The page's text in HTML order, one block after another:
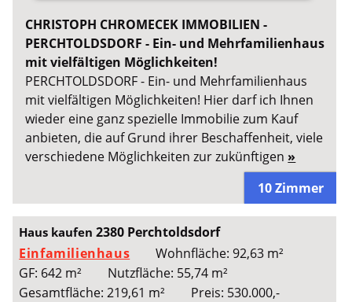
CHRISTOPH CHROMECEK IMMOBILIEN -
PERCHTOLDSDORF - Ein- und Mehrfamilienhaus
mit vielfältigen Möglichkeiten!
PERCHTOLDSDORF - Ein- und Mehrfamilienhaus
mit vielfältigen Möglichkeiten! Hier darf ich Ihnen
wieder eine ganz spezielle Immobilie zum Kauf
anbieten, die auf Grund ihrer Beschaffenheit, viele
verschiedene Möglichkeiten zur zukünftigen »
10 Zimmer
Haus kaufen2380 Perchtoldsdorf
Einfamilienhaus
Wohnfläche: 92,63 m²
GF: 642 m²
Nutzfläche: 55,74 m²
Gesamtfläche: 219,61 m²
Preis: 530.000,-